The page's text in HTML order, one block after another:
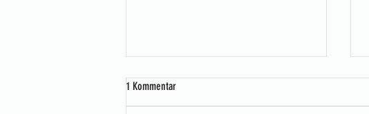
1 Kommentar